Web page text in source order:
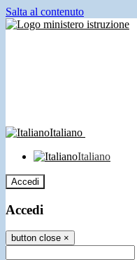
Salta al contenuto
Italiano
Italiano
Accedi
Accedi
button close ×